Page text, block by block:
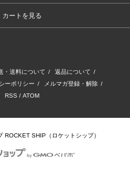
カートを見る
・送料について / 返品について /
ーポリシー / メルマガ登録・解除 /
RSS / ATOM
SHIP（ロケットシップ）